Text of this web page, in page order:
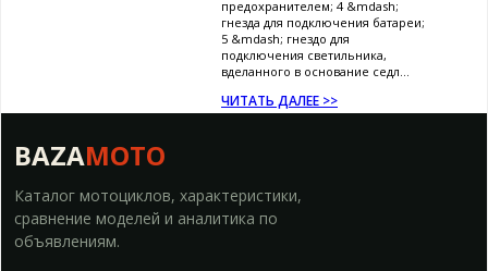
предохранителем; 4 &mdash;
гнезда для подключения батареи;
5 &mdash; гнездо для
подключения светильника,
вделанного в основание седл...
ЧИТАТЬ ДАЛЕЕ >>
BAZAMOTO
Каталог мотоциклов, характеристики,
сравнение моделей и аналитика по
объявлениям.